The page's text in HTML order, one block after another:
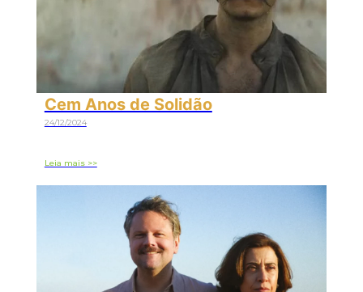
Cem Anos de Solidão
24/12/2024
Leia mais >>